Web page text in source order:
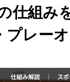
仕組み
レー